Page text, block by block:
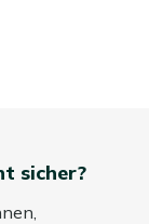
sicher?